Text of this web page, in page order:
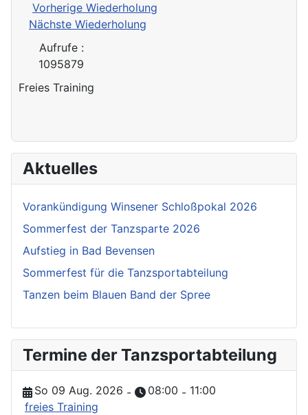
Vorherige Wiederholung
Nächste Wiederholung
Aufrufe:
1095879
Freies Training
Aktuelles
Vorankündigung Winsener Schloßpokal 2026
Sommerfest der Tanzsparte 2026
Aufstieg in Bad Bevensen
Sommerfest für die Tanzsportabteilung
Tanzen beim Blauen Band der Spree
Termine der Tanzsportabteilung
So 09 Aug. 2026 - 08:00 - 11:00
freies Training